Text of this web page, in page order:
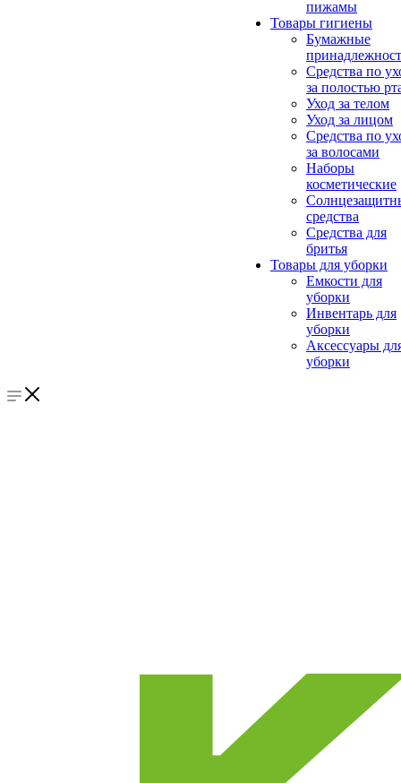
пижамы
Товары гигиены
Бумажные
Средства по
за полостью
Уход за телом
Уход за лицом
Средства по
за волосами
Наборы
косметические
средства
Средства для
бритья
Товары для уборки
Емкости для
уборки
Инвентарь для
уборки
Аксессуары
уборки